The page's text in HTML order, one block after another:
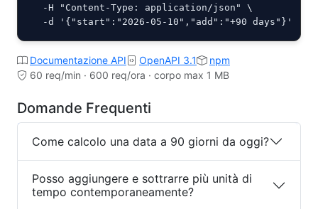
  -H "Content-Type: application/json" \
  -d '{"start":"2026-05-10","add":"+90 days"}'
Documentazione API OpenAPI 3.1
npm
60 req/min · 600 req/ora · corpo max 1 MB
Domande Frequenti
Come calcolo una data a 90 giorni da oggi?
Posso aggiungere e sottrarre più unità di
tempo contemporaneamente?